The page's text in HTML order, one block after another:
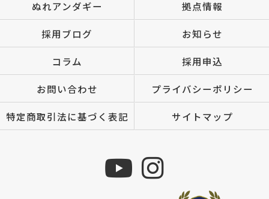
ぬれアンダギー 拠点情報
採用ブログ お知らせ
コラム 採用申込
お問い合わせ プライバシーポリシー
特定商取引法に基づく表記 サイトマップ